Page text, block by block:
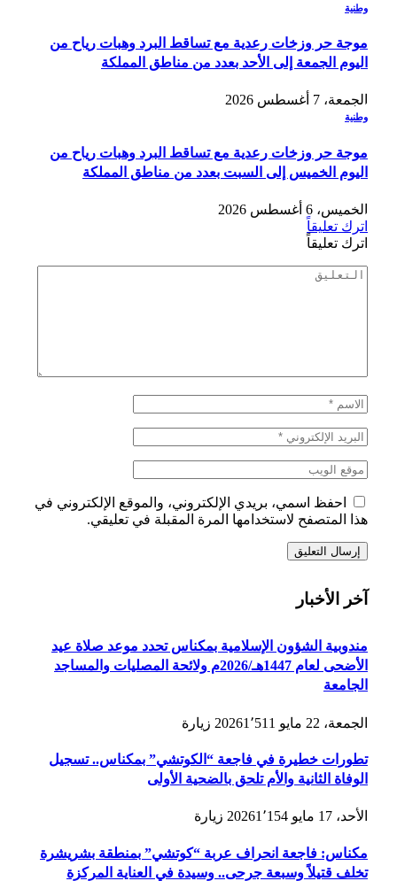
وطنية
موجة حر وزخات رعدية مع تساقط البرد وهبات رياح من
اليوم الجمعة إلى الأحد بعدد من مناطق المملكة
الجمعة، 7 أغسطس 2026
وطنية
موجة حر وزخات رعدية مع تساقط البرد وهبات رياح من
اليوم الخميس إلى السبت بعدد من مناطق المملكة
الخميس، 6 أغسطس 2026
اترك تعليقاً
اترك تعليقاً
احفظ اسمي، بريدي الإلكتروني، والموقع الإلكتروني في
هذا المتصفح لاستخدامها المرة المقبلة في تعليقي.
آخر الأخبار
مندوبية الشؤون الإسلامية بمكناس تحدد موعد صلاة عيد
الأضحى لعام 1447هـ/2026م ولائحة المصليات والمساجد
الجامعة
الجمعة، 22 مايو 2026 1٬511 زيارة
تطورات خطيرة في فاجعة “الكوتشي” بمكناس.. تسجيل
الوفاة الثانية والأم تلحق بالضحية الأولى
الأحد، 17 مايو 2026 1٬154 زيارة
مكناس: فاجعة انحراف عربة “كوتشي” بمنطقة بشريشرة
تخلف قتيلاً وسبعة جرحى.. وسيدة في العناية المركزة